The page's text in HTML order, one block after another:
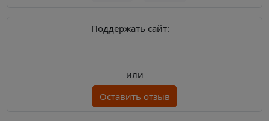
Поддержать сайт:
или
Оставить отзыв